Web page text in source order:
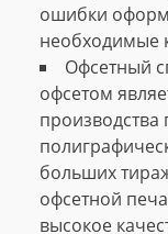
ошибки
необходимые
Офсетный
офсетом
производства
больших
офсетной
высокое